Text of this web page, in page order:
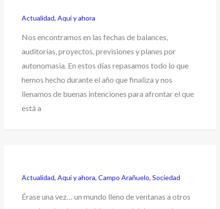
Actualidad,Aquí y ahora
Nos encontramos en las fechas de balances,
auditorías, proyectos, previsiones y planes por
autonomasia. En estos días repasamos todo lo que
hemos hecho durante el año que finaliza y nos
llenamos de buenas intenciones para afrontar el que
está a
Actualidad,Aquí y ahora,Campo Arañuelo,Sociedad
Érase una vez… un mundo lleno de ventanas a otros